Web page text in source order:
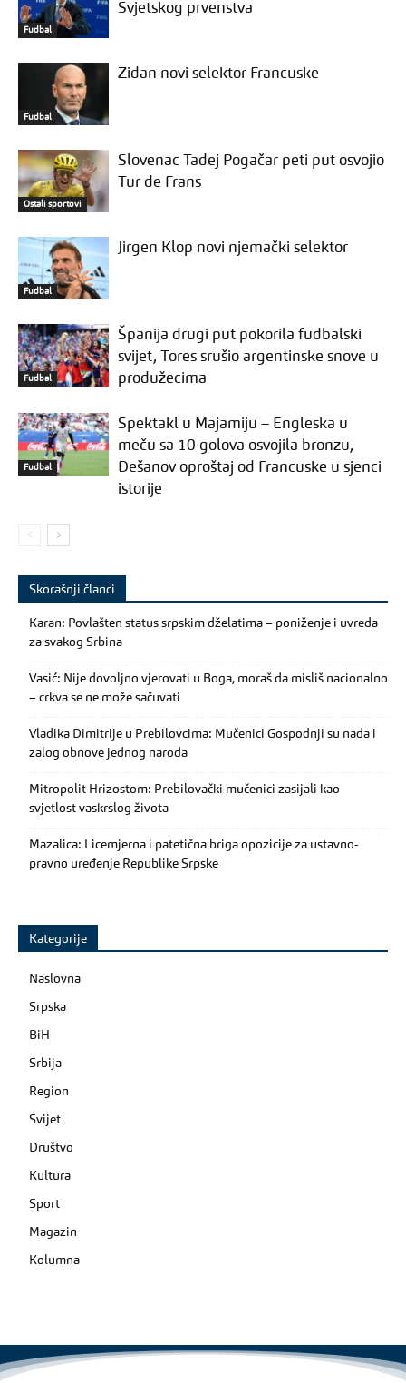
Fudbal
Svjetskog prvenstva
Fudbal
Zidan novi selektor Francuske
Ostali sportovi
Slovenac Tadej Pogačar peti put osvojio
Tur de Frans
Fudbal
Jirgen Klop novi njemački selektor
Fudbal
Španija drugi put pokorila fudbalski
svijet, Tores srušio argentinske snove u
produžecima
Fudbal
Spektakl u Majamiju – Engleska u
meču sa 10 golova osvojila bronzu,
Dešanov oproštaj od Francuske u sjenci
istorije
Skorašnji članci
Karan: Povlašten status srpskim dželatima – poniženje i uvreda
za svakog Srbina
Vasić: Nije dovoljno vjerovati u Boga, moraš da misliš nacionalno
– crkva se ne može sačuvati
Vladika Dimitrije u Prebilovcima: Mučenici Gospodnji su nada i
zalog obnove jednog naroda
Mitropolit Hrizostom: Prebilovački mučenici zasijali kao
svjetlost vaskrslog života
Mazalica: Licemjerna i patetična briga opozicije za ustavno-
pravno uređenje Republike Srpske
Kategorije
Naslovna
Srpska
BiH
Srbija
Region
Svijet
Društvo
Kultura
Sport
Magazin
Kolumna